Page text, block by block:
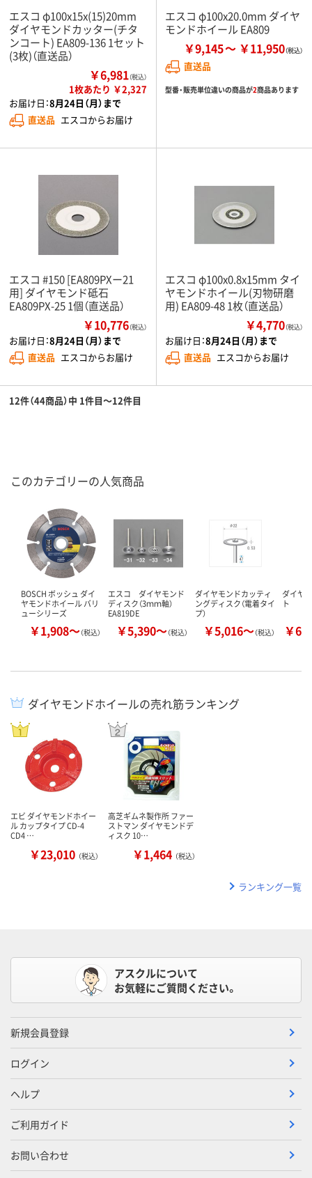
エスコ φ100x15x(15)20mm
ダイヤモンドカッター(チタ
ンコート) EA809-136 1セット
(3枚)（直送品）
￥6,981（税込）
1枚あたり ￥2,327
お届け日：8月24日（月）まで
直送品 エスコからお届け
エスコ φ100x20.0mm ダイヤ
モンドホイール EA809
￥9,145 ￥11,950
直送品
型番・販売単位違いの商品が2商品あります
エスコ #150 [EA809PXー21
用] ダイヤモンド砥石
EA809PX-25 1個（直送品）
￥10,776（税込）
お届け日：8月24日（月）まで
直送品 エスコからお届け
エスコ φ100x0.8x15mm タイ
ヤモンドホイール(刃物研磨
用) EA809-48 1枚（直送品）
￥4,770（税込）
お届け日：8月24日（月）まで
直送品 エスコからお届け
12件（44商品）中 1件目～12件目
このカテゴリーの人気商品
BOSCH ボッシュ ダイ
ヤモンドホイール バリ
ューシリーズ
￥1,908～（税込）
エスコ ダイヤモンド
ディスク（3ｍｍ軸）
EA819DE
￥5,390～（税込）
ダイヤモンドカッティ
ングディスク（電着タイ
プ）
￥5,016～（税込）
ダイヤ
ト
￥
ダイヤモンドホイールの売れ筋ランキング
エビ ダイヤモンドホイー
ル カップタイプ CD-4
CD4 …
￥23,010 （税込）
高芝ギムネ製作所 ファー
ストマン ダイヤモンドデ
ィスク 10…
￥1,464 （税込）
ランキング一覧
アスクルについて
お気軽にご質問ください。
新規会員登録
ログイン
ヘルプ
ご利用ガイド
お問い合わせ